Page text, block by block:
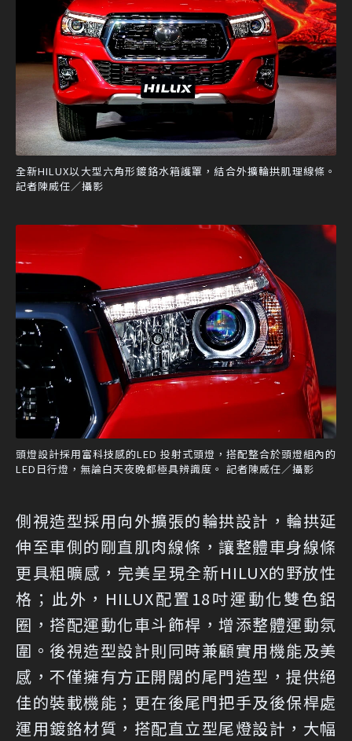
全新HILUX以大型六角形鍍鉻水箱護罩，結合外擴輪拱肌理線條。
記者陳威任／攝影
頭燈設計採用富科技感的LED 投射式頭燈，搭配整合於頭燈組內的
LED日行燈，無論白天夜晚都極具辨識度。 記者陳威任／攝影
側視造型採用向外擴張的輪拱設計，輪拱延
伸至車側的剛直肌肉線條，讓整體車身線條
更具粗曠感，完美呈現全新HILUX的野放性
格；此外，HILUX配置18吋運動化雙色鋁
圈，搭配運動化車斗飾桿，增添整體運動氛
圍。後視造型設計則同時兼顧實用機能及美
感，不僅擁有方正開闊的尾門造型，提供絕
佳的裝載機能；更在後尾門把手及後保桿處
運用鍍鉻材質，搭配直立型尾燈設計，大幅